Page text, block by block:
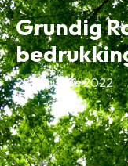
Grundig
22 augustus 2022